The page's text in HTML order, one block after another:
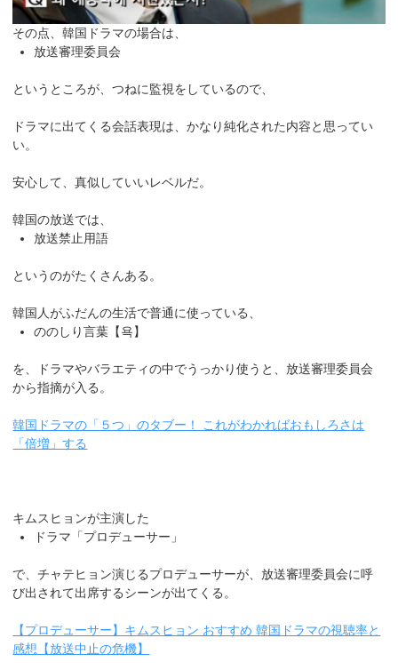
その点、韓国ドラマの場合は、
放送審理委員会
というところが、つねに監視をしているので、
ドラマに出てくる会話表現は、かなり純化された内容と思ってい
い。
安心して、真似していいレベルだ。
韓国の放送では、
放送禁止用語
というのがたくさんある。
韓国人がふだんの生活で普通に使っている、
ののしり言葉【욕】
を、ドラマやバラエティの中でうっかり使うと、放送審理委員会
から指摘が入る。
韓国ドラマの「５つ」のタブー！ これがわかればおもしろさは
「倍増」する
キムスヒョンが主演した
ドラマ「プロデューサー」
で、チャテヒョン演じるプロデューサーが、放送審理委員会に呼
び出されて出席するシーンが出てくる。
【プロデューサー】キムスヒョン おすすめ 韓国ドラマの視聴率と
感想【放送中止の危機】